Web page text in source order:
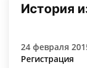
История
24 февраля
Регистрация